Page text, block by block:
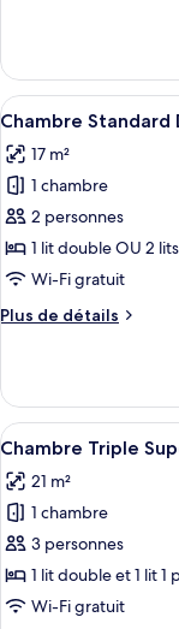
chambre :
Superior
Double
or
Twin
Room
le
type
de
Superior
Double
or
Twin
Room
Afficher
toutes
les
photos
pour
ce
type
chambre :
Double
ou
avec
lits
jumeaux
12
Chambre Standard
17 m²
1 chambre
2 personnes
1 lit double OU 2
Wi-Fi gratuit
Plus de détails
Plus
le
type
de
Chambre
Standard
Double
ou
avec
lits
jumeaux
Afficher
toutes
les
photos
pour
ce
type
17
Chambre Triple
21 m²
1 chambre
3 personnes
1 lit double et 1 lit 1
Wi-Fi gratuit